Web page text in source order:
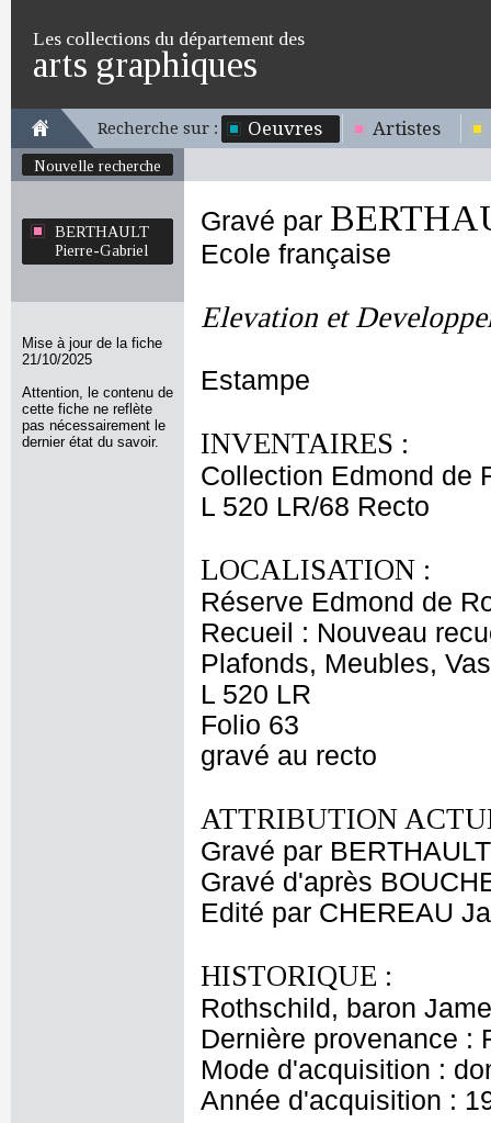
Les collections du département des
arts graphiques
Recherche sur : Oeuvres Artistes
Nouvelle recherche
BERTHAULT
Pierre-Gabriel
Mise à jour de la fiche
21/10/2025
Attention, le contenu de
cette fiche ne reflète
pas nécessairement le
dernier état du savoir.
Gravé par
Ecole française
Elevation et
Estampe
INVENTAIRES :
Collection Edmond de
L 520 LR/68 Recto
LOCALISATION :
Réserve Edmond de
Recueil : Nouveau
Plafonds, Meubles,
L 520 LR
Folio 63
gravé au recto
ATTRIBUTION
Gravé par
Gravé d'après
Edité par CHEREAU
HISTORIQUE :
Rothschild, baron
Dernière provenance :
Mode d'acquisition :
Année d'acquisition :